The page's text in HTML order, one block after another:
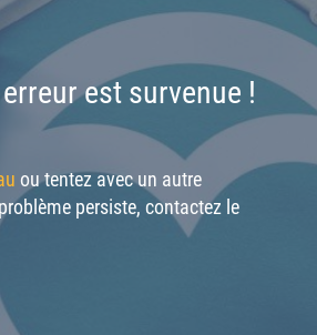
est survenue !
ou tentez avec un autre
persiste, contactez le